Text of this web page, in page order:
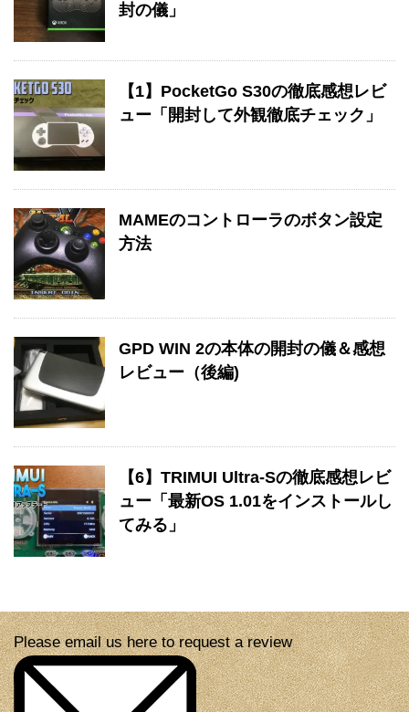
封の儀」
【1】PocketGo S30の徹底感想レビ
ュー「開封して外観徹底チェック」
MAMEのコントローラのボタン設定
方法
GPD WIN 2の本体の開封の儀＆感想
レビュー（後編)
【6】TRIMUI Ultra-Sの徹底感想レビ
ュー「最新OS 1.01をインストールし
てみる」
Please email us here to request a review